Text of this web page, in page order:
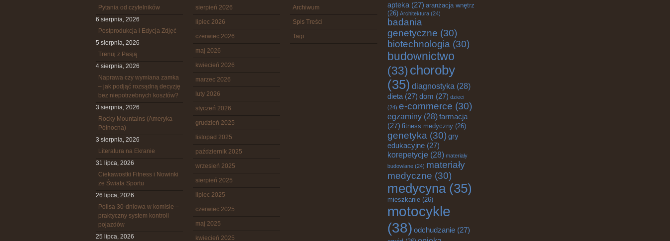
Pytania od czytelników
6 sierpnia, 2026
Postprodukcja i Edycja Zdjęć
5 sierpnia, 2026
Trenuj z Pasją
4 sierpnia, 2026
Naprawa czy wymiana zamka
– jak podjąć rozsądną decyzję
bez niepotrzebnych kosztów?
3 sierpnia, 2026
Rocky Mountains (Ameryka
Północna)
3 sierpnia, 2026
Literatura na Ekranie
31 lipca, 2026
Ciekawostki Fitness i Nowinki
ze Świata Sportu
26 lipca, 2026
Polisa 30-dniowa w komisie –
praktyczny system kontroli
pojazdów
25 lipca, 2026
sierpień 2026
lipiec 2026
czerwiec 2026
maj 2026
kwiecień 2026
marzec 2026
luty 2026
styczeń 2026
grudzień 2025
listopad 2025
październik 2025
wrzesień 2025
sierpień 2025
lipiec 2025
czerwiec 2025
maj 2025
kwiecień 2025
Archiwum
Spis Treści
Tagi
apteka (27) aranżacja wnętrz
(26) Architektura (24)
badania
genetyczne (30)
biotechnologia (30)
budownictwo
(33)choroby
(35) diagnostyka (28)
dieta (27) dom (27) dzieci
(24) e-commerce (30)
egzaminy (28)farmacja
(27) fitness medyczny (26)
genetyka (30) gry
edukacyjne (27)
korepetycje (28) materiały
budowlane (24) materiały
medyczne (30)
medycyna(35)
mieszkanie (26)
motocykle
(38) odchudzanie (27)